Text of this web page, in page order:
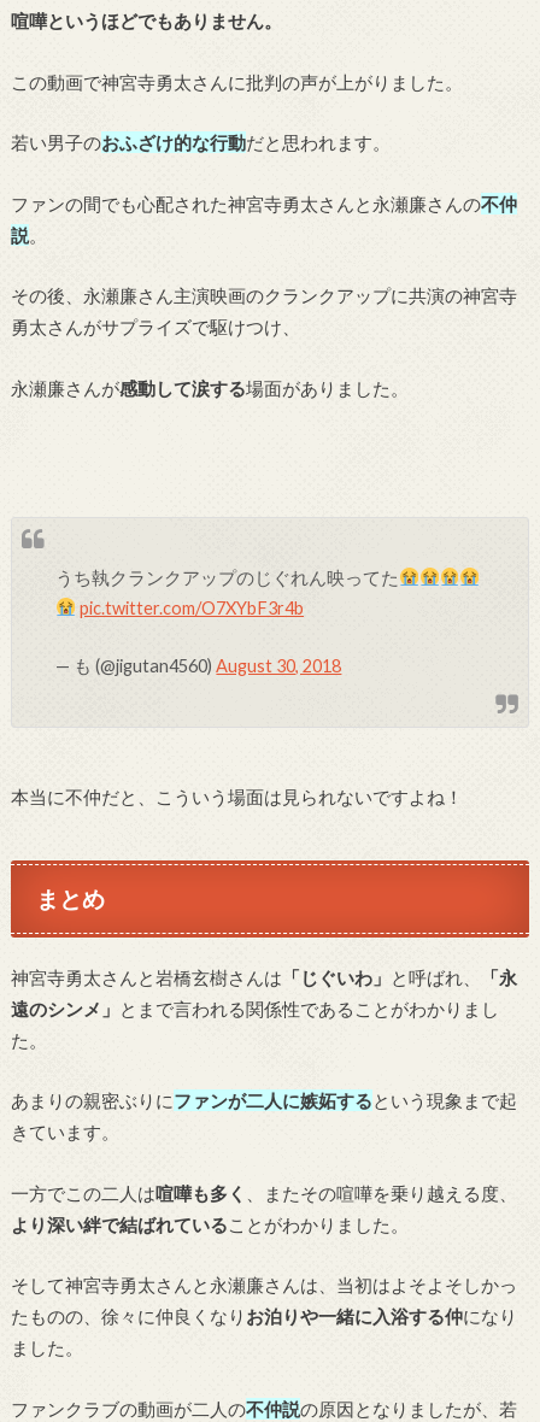
喧嘩というほどでもありません。
この動画で神宮寺勇太さんに批判の声が上がりました。
若い男子のおふざけ的な行動だと思われます。
ファンの間でも心配された神宮寺勇太さんと永瀬廉さんの不仲
説。
その後、永瀬廉さん主演映画のクランクアップに共演の神宮寺
勇太さんがサプライズで駆けつけ、
永瀬廉さんが感動して涙する場面がありました。
うち執クランクアップのじぐれん映ってた
pic.twitter.com/O7XYbF3r4b
— も (@jigutan4560)August 30, 2018
本当に不仲だと、こういう場面は見られないですよね！
まとめ
神宮寺勇太さんと岩橋玄樹さんは 「じぐいわ」 と呼ばれ、
「永
遠のシンメ」
とまで言われる関係性であることがわかりまし
た。
あまりの親密ぶりにファンが二人に嫉妬するという現象まで起
きています。
一方でこの二人は喧嘩も多く
、またその喧嘩を乗り越える度、
より深い絆で結ばれていることがわかりました。
そして神宮寺勇太さんと永瀬廉さんは、当初はよそよそしかっ
たものの、徐々に仲良くなり お泊りや一緒に入浴する仲になり
ました。
ファンクラブの動画が二人の不仲説の原因となりましたが、若